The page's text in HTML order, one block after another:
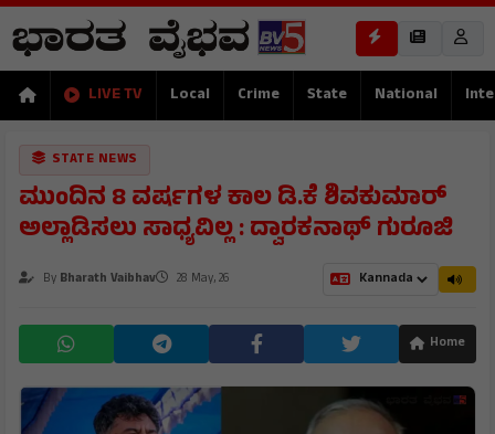
LIVE TV Local Crime State National
STATE NEWS
ಮುಂದಿನ 8 ವರ್ಷಗಳ ಕಾಲ ಡಿ.ಕೆ ಶಿವಕುಮಾರ್
ಅಲ್ಲಾಡಿಸಲು ಸಾಧ್ಯವಿಲ್ಲ : ದ್ವಾರಕನಾಥ್ ಗುರೂಜಿ
By Bharath Vaibhav 28 May, 26
Home